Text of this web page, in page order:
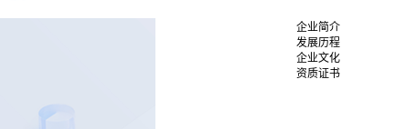
企业简介
发展历程
企业文化
资质证书